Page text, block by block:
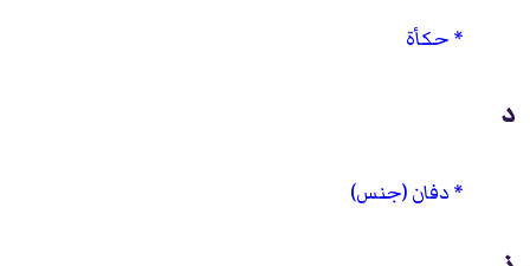
حكأة
د
دفان (جنس)